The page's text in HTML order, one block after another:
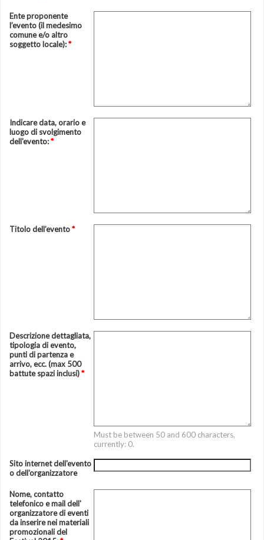
Ente proponente
l’evento (il medesimo
comune e/o altro
soggetto locale):*
Indicare data, orario e
luogo di svolgimento
dell'evento:*
Titolo dell’evento*
Descrizione dettagliata,
tipologia di evento,
punti di partenza e
arrivo, ecc. (max 500
battute spazi inclusi)*
Must be between 50 and 600 characters,
currently: 0.
Sito internet dell'evento
o dell'organizzatore
Nome, contatto
telefonico e mail dell'
organizzatore di eventi
da inserire nei materiali
promozionali del